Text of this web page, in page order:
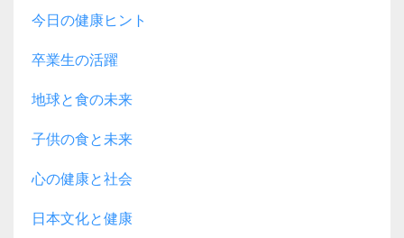
今日の健康ヒント
卒業生の活躍
地球と食の未来
子供の食と未来
心の健康と社会
日本文化と健康